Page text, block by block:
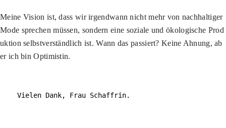
Meine Vision ist, dass wir irgendwann nicht mehr von nachhaltiger
Mode sprechen müssen, sondern eine soziale und ökologische Prod
uktion selbstverständlich ist. Wann das passiert? Keine Ahnung, ab
er ich bin Optimistin.
Vielen Dank, Frau Schaffrin.